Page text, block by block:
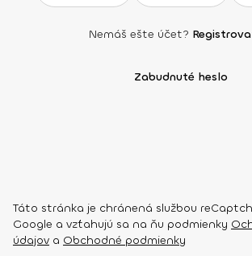
Nemáš ešte účet?
Zabudnuté heslo
Táto stránka je chránená službou
Google a vzťahujú sa na ňu podmienky
údajov a Obchodné podmienky